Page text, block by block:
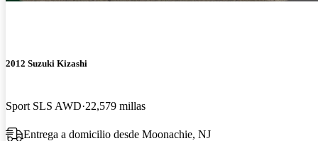
2012 Suzuki Kizashi
Sport SLS AWD 22,579 millas
Entrega a domicilio desde Moonachie, NJ